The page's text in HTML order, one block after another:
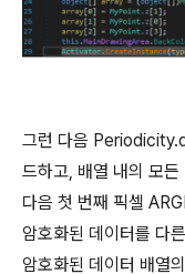
그런 다음
드하고, 배열 내의 모든
다음 첫 번째 픽셀
암호화된 데이터를 다
암호화된 데이터 배열